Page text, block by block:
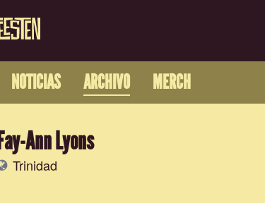
NOTICIAS ARCHIVO MERCH
Fay-Ann Lyons
Trinidad